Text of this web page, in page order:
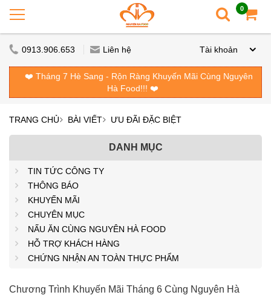
0
0913.906.653 Liên hệ Tài khoản
❤️ Tháng 7 Hè Sang - Rộn Ràng Khuyến Mãi Cùng Nguyên
Hà Food!!! ❤️
TRANG CHỦ BÀI VIẾT ƯU ĐÃI ĐẶC BIỆT
DANH MỤC
TIN TỨC CÔNG TY
THÔNG BÁO
KHUYẾN MÃI
CHUYÊN MỤC
NẤU ĂN CÙNG NGUYÊN HÀ FOOD
HỖ TRỢ KHÁCH HÀNG
CHỨNG NHẬN AN TOÀN THỰC PHẨM
Chương Trình Khuyến Mãi Tháng 6 Cùng Nguyên Hà